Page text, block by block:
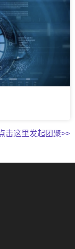
击这里发起团聚>>